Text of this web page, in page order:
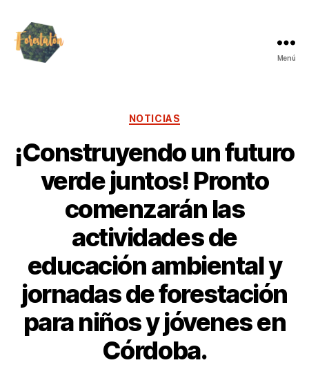
Menú
NOTICIAS
¡Construyendo un futuro
verde juntos! Pronto
comenzarán las
actividades de
educación ambiental y
jornadas de forestación
para niños y jóvenes en
Córdoba.